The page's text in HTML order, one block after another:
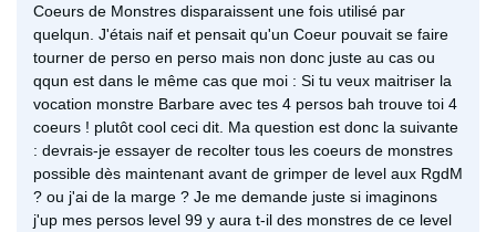
Coeurs de Monstres disparaissent une fois utilisé par
quelqun. J'étais naif et pensait qu'un Coeur pouvait se faire
tourner de perso en perso mais non donc juste au cas ou
qqun est dans le même cas que moi : Si tu veux maitriser la
vocation monstre Barbare avec tes 4 persos bah trouve toi 4
coeurs ! plutôt cool ceci dit. Ma question est donc la suivante
: devrais-je essayer de recolter tous les coeurs de monstres
possible dès maintenant avant de grimper de level aux RgdM
? ou j'ai de la marge ? Je me demande juste si imaginons
j'up mes persos level 99 y aura t-il des monstres de ce level